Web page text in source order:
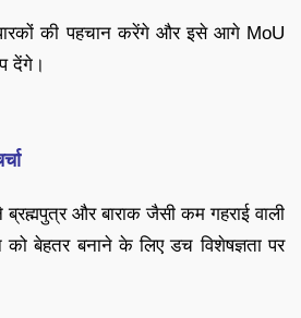
की पहचान करेंगे और इसे आगे MoU
देंगे।
और बाराक जैसी कम गहराई वाली
को बेहतर बनाने के लिए डच विशेषज्ञता पर